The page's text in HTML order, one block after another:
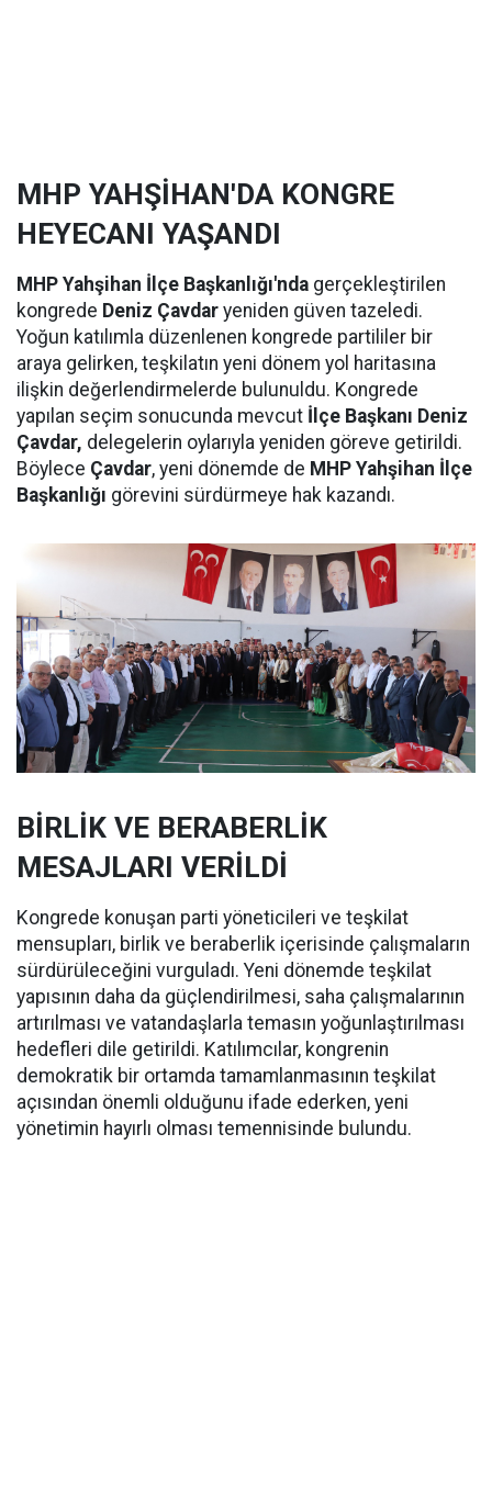
MHP YAHŞİHAN'DA KONGRE
HEYECANI YAŞANDI
MHP Yahşihan İlçe Başkanlığı'nda gerçekleştirilen
kongrede Deniz Çavdar yeniden güven tazeledi.
Yoğun katılımla düzenlenen kongrede partililer bir
araya gelirken, teşkilatın yeni dönem yol haritasına
ilişkin değerlendirmelerde bulunuldu. Kongrede
yapılan seçim sonucunda mevcut İlçe Başkanı Deniz
Çavdar, delegelerin oylarıyla yeniden göreve getirildi.
Böylece Çavdar, yeni dönemde de MHP Yahşihan İlçe
Başkanlığı görevini sürdürmeye hak kazandı.
BİRLİK VE BERABERLİK
MESAJLARI VERİLDİ
Kongrede konuşan parti yöneticileri ve teşkilat
mensupları, birlik ve beraberlik içerisinde çalışmaların
sürdürüleceğini vurguladı. Yeni dönemde teşkilat
yapısının daha da güçlendirilmesi, saha çalışmalarının
artırılması ve vatandaşlarla temasın yoğunlaştırılması
hedefleri dile getirildi. Katılımcılar, kongrenin
demokratik bir ortamda tamamlanmasının teşkilat
açısından önemli olduğunu ifade ederken, yeni
yönetimin hayırlı olması temennisinde bulundu.